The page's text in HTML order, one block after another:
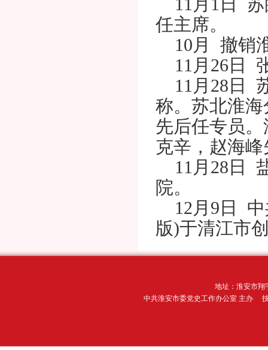
11月1日 苏
任主席。
10月 撤销
11月26日
11月28日
称。苏北淮
先后任专员
克辛，赵海
11月28日
院。
12月9日 中
版)于清江市
地址：淮安市翔
中共淮安市委党史工作办公室 主办